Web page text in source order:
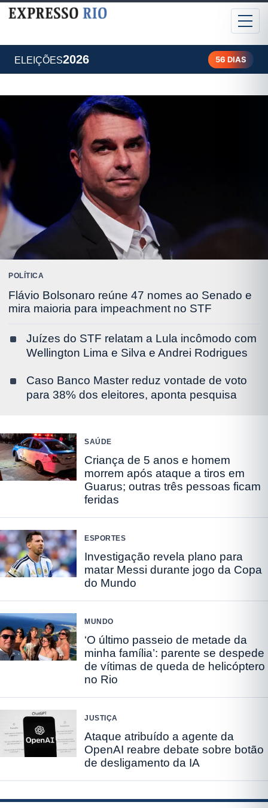
ELEIÇÕES2026 56 DIAS
POLÍTICA
Flávio Bolsonaro reúne 47 nomes ao Senado e
mira maioria para impeachment no STF
Juízes do STF relatam a Lula incômodo com
Wellington Lima e Silva e Andrei Rodrigues
Caso Banco Master reduz vontade de voto
para 38% dos eleitores, aponta pesquisa
SAÚDE
Criança de 5 anos e homem
morrem após ataque a tiros em
Guarus; outras três pessoas ficam
feridas
ESPORTES
Investigação revela plano para
matar Messi durante jogo da Copa
do Mundo
MUNDO
‘O último passeio de metade da
minha família’: parente se despede
de vítimas de queda de helicóptero
no Rio
JUSTIÇA
Ataque atribuído a agente da
OpenAI reabre debate sobre botão
de desligamento da IA